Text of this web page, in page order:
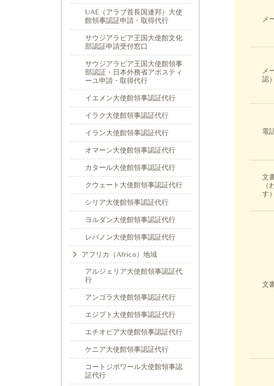
メ
メ
認）
電
文
（
す）
文
UAE（アラブ首長国連邦）大使
館領事認証申請・取得代行
サウジアラビア王国大使館文化
部認証申請受付窓口
サウジアラビア王国大使館領事
部認証・日本外務省アポスティ
ーユ申請・取得代行
イエメン大使館領事認証代行
イラク大使館領事認証代行
イラン大使館領事認証代行
オマーン大使館領事認証代行
カタール大使館領事認証代行
クウェート大使館領事認証代行
シリア大使館領事認証代行
ヨルダン大使館領事認証代行
レバノン大使館領事認証代行
アフリカ（Africa）地域
アルジェリア大使館領事認証代
行
アンゴラ大使館領事認証代行
エジプト大使館領事認証代行
エチオピア大使館領事認証代行
ケニア大使館領事認証代行
コートジボワール大使館領事認
証代行